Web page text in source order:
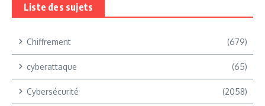
Liste des sujets
Chiffrement (679)
cyberattaque (65)
Cybersécurité (2058)